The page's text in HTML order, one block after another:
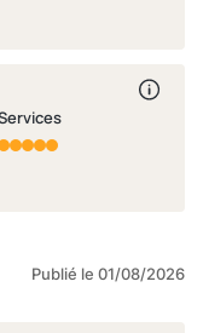
Services
Publié le 01/08/2026